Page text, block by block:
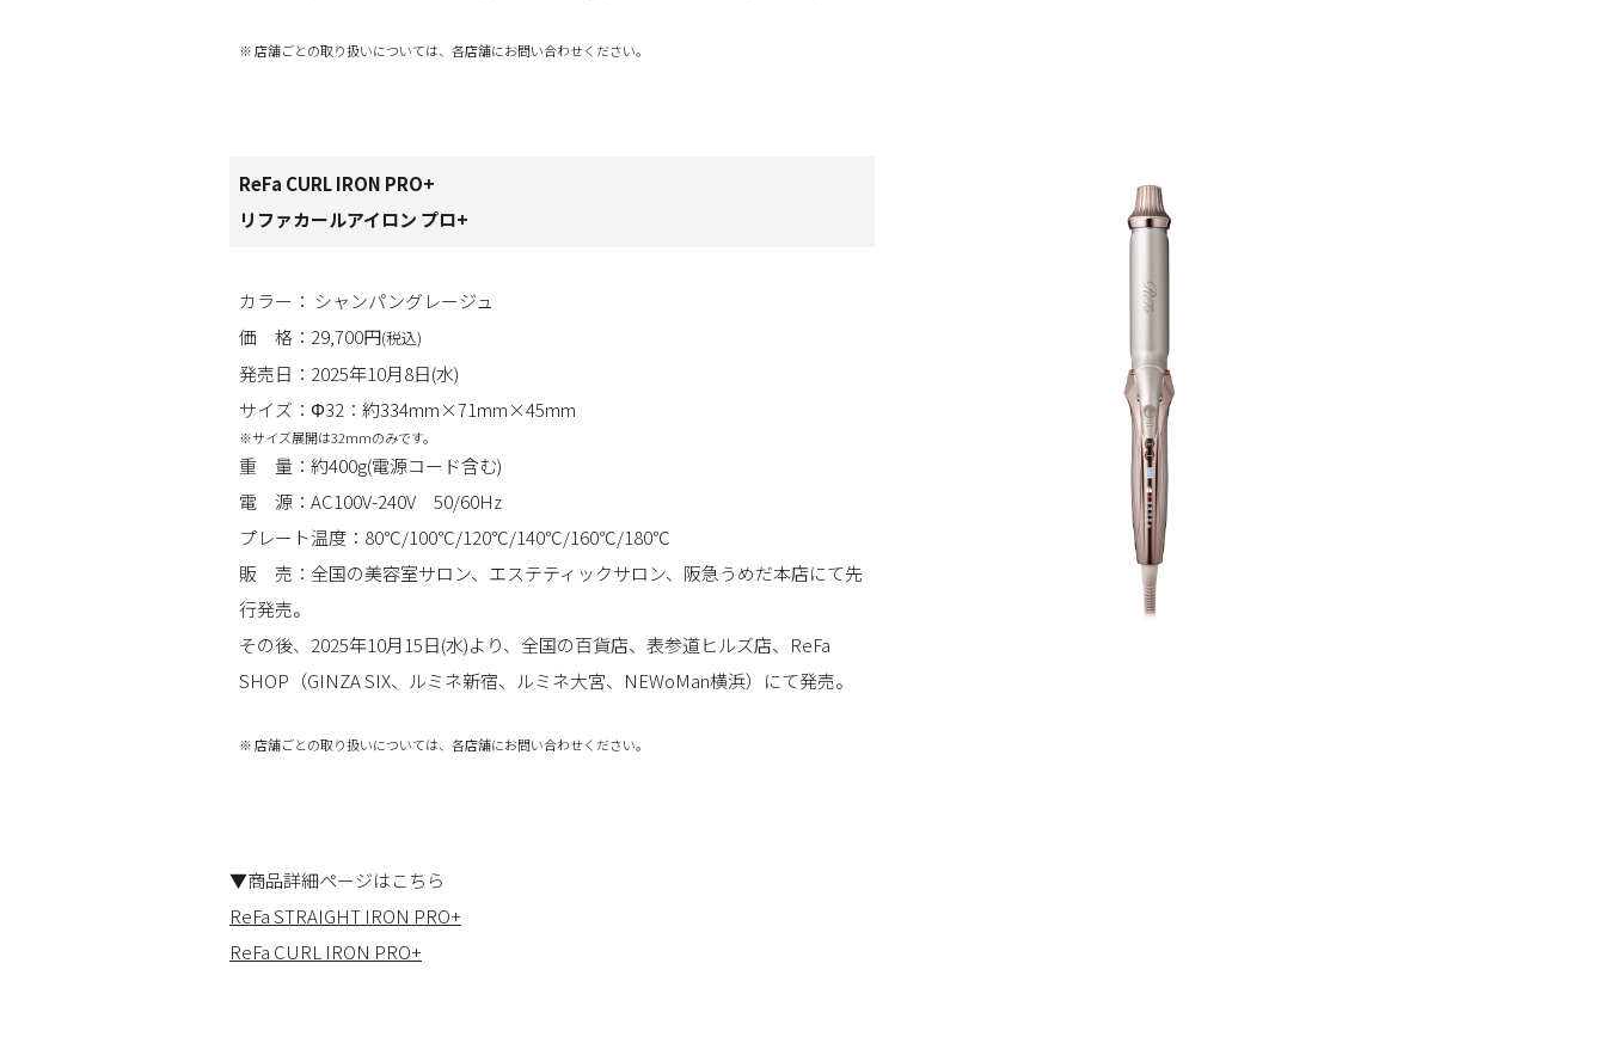
※ 店舗ごとの取り扱いについては、各店舗にお問い合わせください。
ReFa CURL IRON PRO+
リファカールアイロン プロ+
カラー： シャンパングレージュ
価 格：29,700円(税込)
発売日：2025年10月8日(水)
サイズ：Φ32：約334mm×71mm×45mm
※サイズ展開は32mmのみです。
重 量：約400g(電源コード含む)
電 源：AC100V-240V 50/60Hz
プレート温度：80℃/100℃/120℃/140℃/160℃/180℃
販 売：全国の美容室サロン、エステティックサロン、阪急うめだ本店にて先
行発売。
その後、2025年10月15日(水)より、全国の百貨店、表参道ヒルズ店、ReFa
SHOP（GINZA SIX、ルミネ新宿、ルミネ大宮、NEWoMan横浜）にて発売。
※ 店舗ごとの取り扱いについては、各店舗にお問い合わせください。
▼商品詳細ページはこちら
ReFa STRAIGHT IRON PRO+
ReFa CURL IRON PRO+